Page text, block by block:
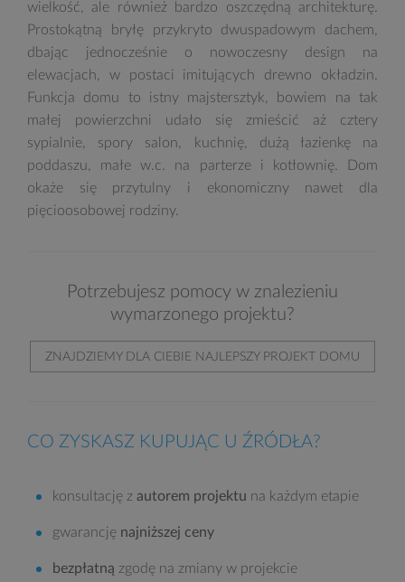
wielkość, ale również bardzo oszczędną architekturę.
Prostokątną bryłę przykryto dwuspadowym dachem,
dbając jednocześnie o nowoczesny design na
elewacjach, w postaci imitujących drewno okładzin.
Funkcja domu to istny majstersztyk, bowiem na tak
małej powierzchni udało się zmieścić aż cztery
sypialnie, spory salon, kuchnię, dużą łazienkę na
poddaszu, małe w.c. na parterze i kotłownię. Dom
okaże się przytulny i ekonomiczny nawet dla
pięcioosobowej rodziny.
Potrzebujesz pomocy w znalezieniu
wymarzonego projektu?
ZNAJDZIEMY DLA CIEBIE NAJLEPSZY PROJEKT DOMU
CO ZYSKASZ KUPUJĄC U ŹRÓDŁA?
konsultację z autorem projektu na każdym etapie
gwarancję najniższej ceny
bezpłatną zgodę na zmiany w projekcie